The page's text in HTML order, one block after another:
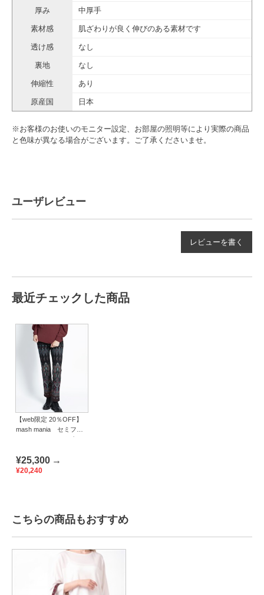
厚み 中厚手
素材感 肌ざわりが良く伸びのある素材です
透け感 なし
裏地 なし
伸縮性 あり
原産国 日本
※お客様のお使いのモニター設定、お部屋の照明等により実際の商品
と色味が異なる場合がございます。ご了承くださいませ。
ユーザレビュー
レビューを書く
最近チェックした商品
【web限定 20％OFF】
mash mania セミフレ
¥25,300 →
¥20,240
こちらの商品もおすすめ